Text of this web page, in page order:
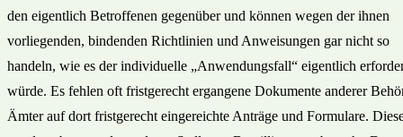
den eigentlich Betroffenen gegenüber und können wegen der ihnen
vorliegenden, bindenden Richtlinien und Anweisungen gar nicht so
handeln, wie es der individuelle „Anwendungsfall“ eigentlich
würde. Es fehlen oft fristgerecht ergangene Dokumente anderer
Ämter auf dort fristgerecht eingereichte Anträge und Formulare.